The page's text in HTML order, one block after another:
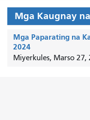
Mga Kaugnay
Mga Paparating na
2024
Miyerkules, Marso 27,